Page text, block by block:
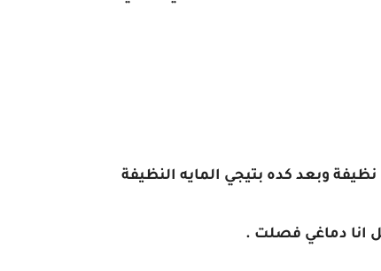
وبعد كده بتيجي المايه النظيفة
انا دماغي فصلت .